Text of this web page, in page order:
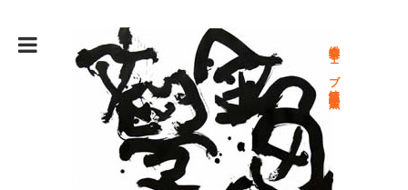
総合文学ウェブ情報誌 文学金魚